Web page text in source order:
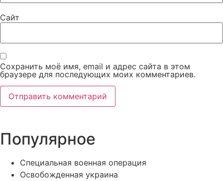
Сайт
Сохранить моё имя, email и адрес сайта в этом
браузере для последующих моих комментариев.
Популярное
Специальная военная операция
Освобожденная украина